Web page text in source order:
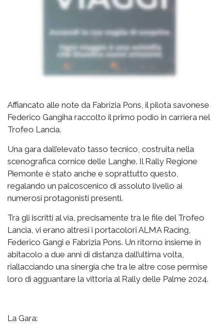
Affiancato alle note da Fabrizia Pons, il pilota savonese
Federico Gangiha raccolto il primo podio in carriera nel
Trofeo Lancia.
Una gara dall’elevato tasso tecnico, costruita nella
scenografica cornice delle Langhe. Il Rally Regione
Piemonte è stato anche e soprattutto questo,
regalando un palcoscenico di assoluto livello ai
numerosi protagonisti presenti.
Tra gli iscritti al via, precisamente tra le file del Trofeo
Lancia, vi erano altresì i portacolori ALMA Racing,
Federico Gangi e Fabrizia Pons. Un ritorno insieme in
abitacolo a due anni di distanza dall’ultima volta,
riallacciando una sinergia che tra le altre cose permise
loro di agguantare la vittoria al Rally delle Palme 2024.
La Gara: